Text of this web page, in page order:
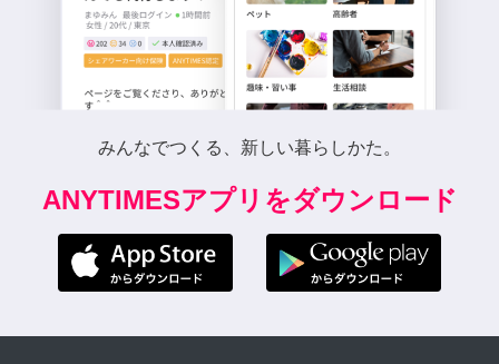
みんなでつくる、新しい暮らしかた。
ANYTIMESアプリをダウンロード